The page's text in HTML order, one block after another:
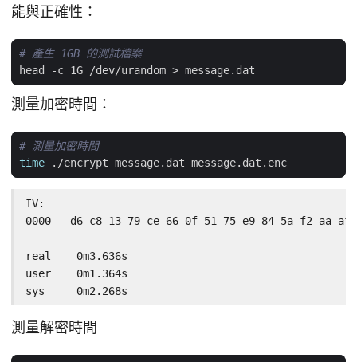
能與正確性：
# 產生 1GB 的測試檔案
測量加密時間：
# 測量加密時間
time
IV:
0000 - d6 c8 13 79 ce 66 0f 51-75 e9 84 5a f2
real    0m3.636s
user    0m1.364s
sys     0m2.268s
測量解密時間